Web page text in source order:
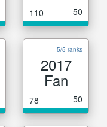
110 50
5/5 ranks
2017
Fan
78 50